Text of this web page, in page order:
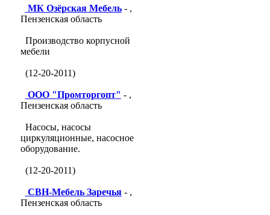
МК Озёрская Мебель- ,
Пензенская область
Производство корпусной
мебели
(12-20-2011)
ООО "Промторгопт" - ,
Пензенская область
Насосы, насосы
циркуляционные, насосное
оборудование.
(12-20-2011)
СВН-Мебель Заречья- ,
Пензенская область